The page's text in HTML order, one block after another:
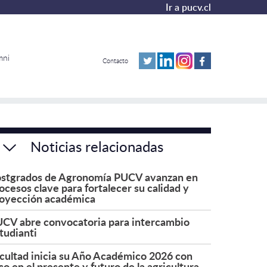
Ir a pucv.cl
Contacto
Noticias relacionadas
de Agronomía PUCV avanzan en
clave para fortalecer su calidad y
académica
abre convocatoria para intercambio
inicia su Año Académico 2026 con